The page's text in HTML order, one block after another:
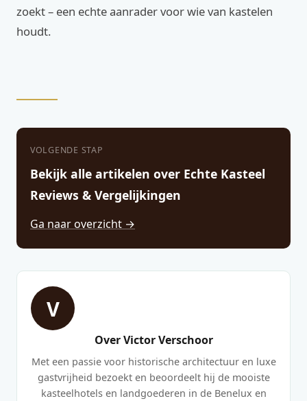
zoekt – een echte aanrader voor wie van kastelen
houdt.
VOLGENDE STAP
Bekijk alle artikelen over Echte Kasteel
Reviews & Vergelijkingen
Ga naar overzicht →
V
Over Victor Verschoor
Met een passie voor historische architectuur en luxe
gastvrijheid bezoekt en beoordeelt hij de mooiste
kasteelhotels en landgoederen in de Benelux en